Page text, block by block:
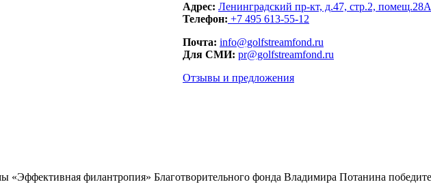
Адрес: Ленинградский пр-кт, д.47, стр.2, помещ.28А
Телефон: +7 495 613-55-12
Почта: info@golfstreamfond.ru
Для СМИ: pr@golfstreamfond.ru
Отзывы и предложения
«Эффективная филантропия» Благотворительного фонда Владимира Потанина